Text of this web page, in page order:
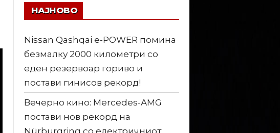
НАЈНОВО
Nissan Qashqai e-POWER помина
безмалку 2000 километри со
еден резервоар гориво и
постави гинисов рекорд!
Вечерно кино: Mercedes-AMG
постави нов рекорд на